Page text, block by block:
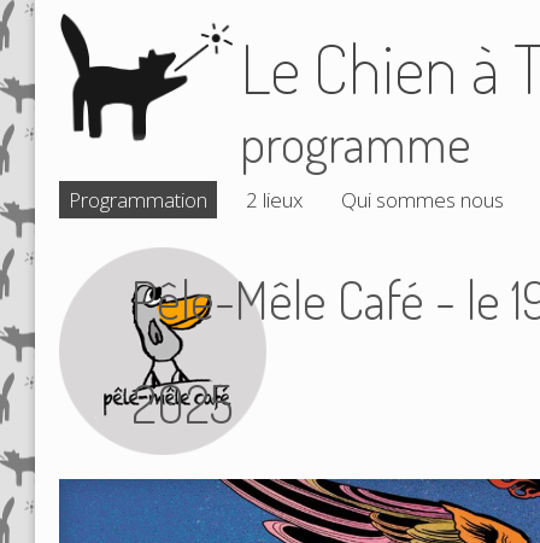
Le Chien à
programme
Programmation 2 lieux Qui sommes nous
Pêle-Mêle Café - le
2025